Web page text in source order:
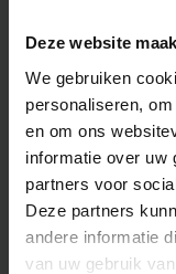
Deze website
We gebruiken
personaliseren,
en om ons
informatie over uw
partners voor
Deze partners
andere informatie
van uw gebruik